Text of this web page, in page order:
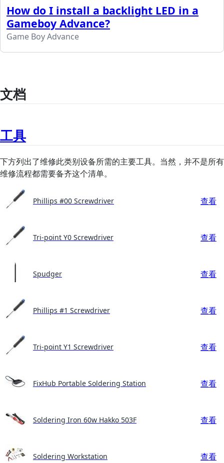
How do I install a backlight LED in a
Gameboy Advance?
Game Boy Advance
文档
工具
下方列出了维修此类别设备所需的主要工具。当然，并不是所有
维修流程都需要备齐这个清单。
Phillips #00 Screwdriver 查看
Tri-point Y0 Screwdriver 查看
Spudger 查看
Phillips #1 Screwdriver 查看
Tri-point Y1 Screwdriver 查看
FixHub Portable Soldering Station 查看
Soldering Iron 60w Hakko 503F 查看
Soldering Workstation 查看